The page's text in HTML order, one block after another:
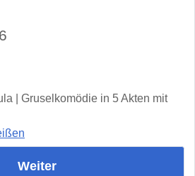
| Gruselkomödie in 5 Akten mit
Weiter